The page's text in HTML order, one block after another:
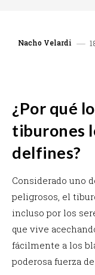
Nacho Velardi
¿Por qué
tiburones
delfines?
Considerado uno
peligrosos, el
incluso por los
que vive
fácilmente a los
poderosa fuerza